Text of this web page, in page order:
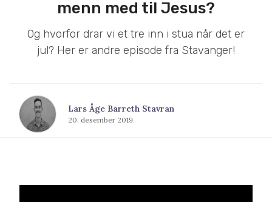
menn med til Jesus?
Og hvorfor drar vi et tre inn i stua når det er
jul? Her er andre episode fra Stavanger!
Lars Åge Barreth Stavran
20. desember 2019